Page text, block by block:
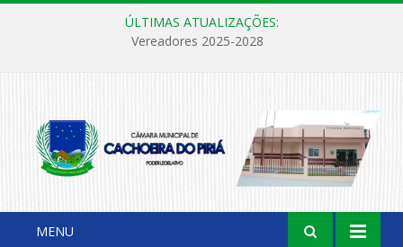
ÚLTIMAS ATUALIZAÇÕES:
Vereadores 2025-2028
MENU